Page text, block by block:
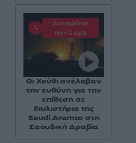
Ανανεώθηκε
πριν 1 ώρα
Οι Χούθι ανέλαβαν
την ευθύνη για την
επίθεση σε
διυλιστήριο της
Saudi Aramco στη
Σαουδική Αραβία